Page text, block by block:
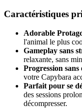
Caractéristiques
Adorable
l'animal le plus
Gameplay sans
relaxante, sans
Progression
votre Capybara
Parfait pour se
des sessions
décompresser.